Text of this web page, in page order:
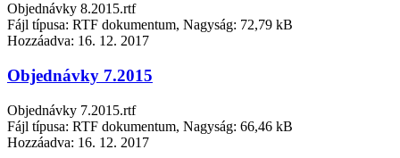
Objednávky 8.2015.rtf
Fájl típusa: RTF dokumentum, Nagyság: 72,79 kB
Hozzáadva: 16. 12. 2017
Objednávky 7.2015
Objednávky 7.2015.rtf
Fájl típusa: RTF dokumentum, Nagyság: 66,46 kB
Hozzáadva: 16. 12. 2017